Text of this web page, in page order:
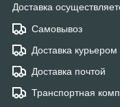
Доставка
Самовывоз
Доставка курьером
Доставка почтой
Транспортная